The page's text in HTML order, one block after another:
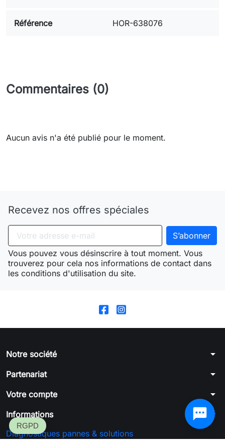
Référence HOR-638076
Commentaires (0)
Aucun avis n'a été publié pour le moment.
Recevez nos offres spéciales
Vous pouvez vous désinscrire à tout moment. Vous
trouverez pour cela nos informations de contact dans
les conditions d'utilisation du site.
Notre société arrow_drop_down
Partenariat arrow_drop_down
Votre compte arrow_drop_down
Informations arrow_drop_down
Diagnostiques pannes & solutions